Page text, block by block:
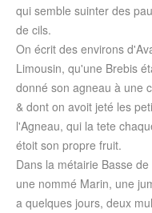
qui semble suinter des
de cils.
On écrit des environs
Limousin, qu'une Brebis
donné son agneau à une
& dont on avoit jeté les
l'Agneau, qui la tete
étoit son propre fruit.
Dans la métairie Basse
une nommé Marin, une
a quelques jours, deux